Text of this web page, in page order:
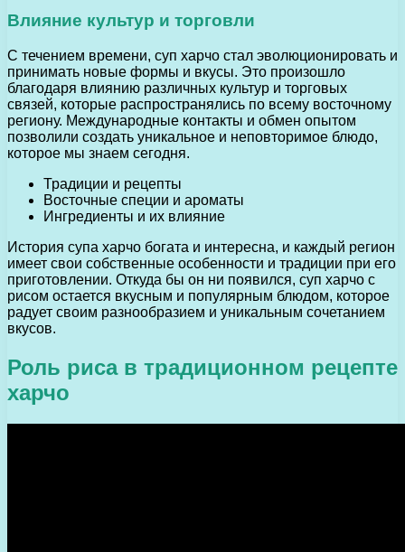
Влияние культур и торговли
С течением времени, суп харчо стал эволюционировать и
принимать новые формы и вкусы. Это произошло
благодаря влиянию различных культур и торговых
связей, которые распространялись по всему восточному
региону. Международные контакты и обмен опытом
позволили создать уникальное и неповторимое блюдо,
которое мы знаем сегодня.
Традиции и рецепты
Восточные специи и ароматы
Ингредиенты и их влияние
История супа харчо богата и интересна, и каждый регион
имеет свои собственные особенности и традиции при его
приготовлении. Откуда бы он ни появился, суп харчо с
рисом остается вкусным и популярным блюдом, которое
радует своим разнообразием и уникальным сочетанием
вкусов.
Роль риса в традиционном рецепте
харчо